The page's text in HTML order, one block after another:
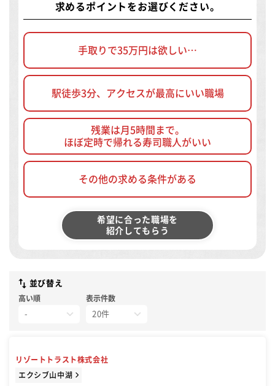
求めるポイントをお選びください。
手取りで35万円は欲しい…
駅徒歩3分、アクセスが最高にいい職場
残業は月5時間まで。
ほぼ定時で帰れる寿司職人がいい
その他の求める条件がある
希望に合った職場を
紹介してもらう
並び替え
高い順 表示件数
リゾートトラスト株式会社
エクシブ山中湖